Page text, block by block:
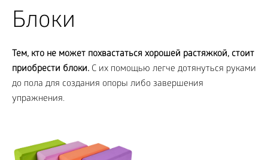
Блоки
Тем, кто не может похвастаться хорошей растяжкой, стоит
приобрести блоки. С их помощью легче дотянуться руками
до пола для создания опоры либо завершения
упражнения.